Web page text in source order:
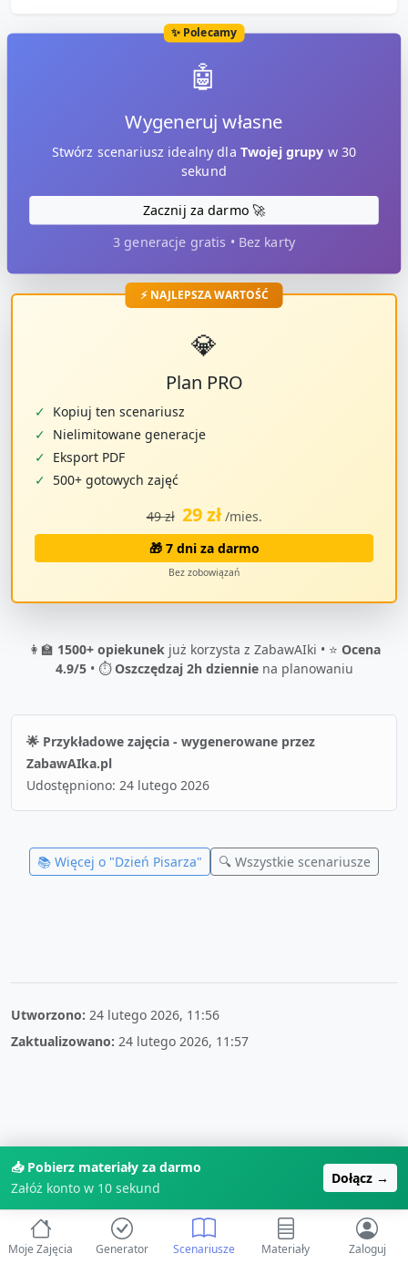
✨ Polecamy
🤖
Wygeneruj własne
Stwórz scenariusz idealny dla Twojej grupy w 30
sekund
Zacznij za darmo 🚀
3 generacje gratis • Bez karty
⚡ NAJLEPSZA WARTOŚĆ
💎
Plan PRO
✓ Kopiuj ten scenariusz
✓ Nielimitowane generacje
✓ Eksport PDF
✓ 500+ gotowych zajęć
49 zł 29 zł /mies.
🎁 7 dni za darmo
Bez zobowiązań
👩‍🏫 1500+ opiekunekjuż korzysta z ZabawAIki • ⭐ Ocena
4.9/5• ⏱️Oszczędzaj 2h dzienniena planowaniu
🌟 Przykładowe zajęcia - wygenerowane przez
ZabawAIka.pl
Udostępniono: 24 lutego 2026
📚 Więcej o "Dzień Pisarza" 🔍 Wszystkie scenariusze
Utworzono: 24 lutego 2026, 11:56
Zaktualizowano: 24 lutego 2026, 11:57
📥 Pobierz materiały za darmo
Załóż konto w 10 sekund
Dołącz →
Moje Zajęcia Generator Scenariusze Materiały Zaloguj